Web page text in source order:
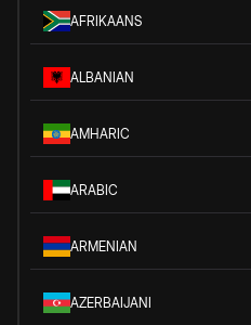
AFRIKAANS
ALBANIAN
AMHARIC
ARABIC
ARMENIAN
AZERBAIJANI